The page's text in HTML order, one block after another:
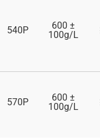
540P
600 ±
100g/L
570P
600 ±
100g/L